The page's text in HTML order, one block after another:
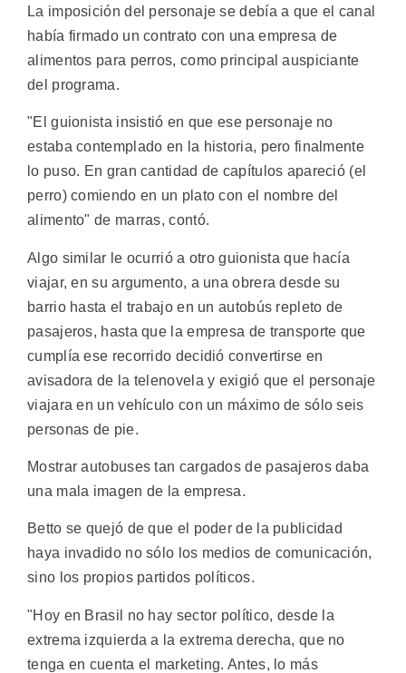
La imposición del personaje se debía a que el canal
había firmado un contrato con una empresa de
alimentos para perros, como principal auspiciante
del programa.
"El guionista insistió en que ese personaje no
estaba contemplado en la historia, pero finalmente
lo puso. En gran cantidad de capítulos apareció (el
perro) comiendo en un plato con el nombre del
alimento" de marras, contó.
Algo similar le ocurrió a otro guionista que hacía
viajar, en su argumento, a una obrera desde su
barrio hasta el trabajo en un autobús repleto de
pasajeros, hasta que la empresa de transporte que
cumplía ese recorrido decidió convertirse en
avisadora de la telenovela y exigió que el personaje
viajara en un vehículo con un máximo de sólo seis
personas de pie.
Mostrar autobuses tan cargados de pasajeros daba
una mala imagen de la empresa.
Betto se quejó de que el poder de la publicidad
haya invadido no sólo los medios de comunicación,
sino los propios partidos políticos.
"Hoy en Brasil no hay sector político, desde la
extrema izquierda a la extrema derecha, que no
tenga en cuenta el marketing. Antes, lo más